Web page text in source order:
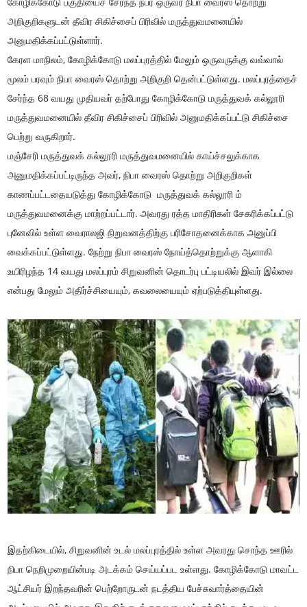
அறிகுறிகளுடன் தீவிர சிகிச்சைப் பிரிவில் மருத்துவமனையில்
அனுமதிக்கப்பட்டுள்ளார்.
கேரள மாநிலம், கோழிக்கோடு மலப்புரத்தில் மேலும் ஒருவருக்கு வவ்வால்
மூலம் பரவும் நிபா வைரஸ் தொற்று அறிகுறி தென்பட்டுள்ளது. மலப்புரத்தைச்
சேர்ந்த 68 வயது முதியவர் தற்போது கோழிக்கோடு மருத்துவக் கல்லூரி
மருத்துவமனையில் தீவிர சிகிச்சைப் பிரிவில் அனுமதிக்கப்பட்டு சிகிச்சை
பெற்று வருகிறார்.
மஞ்சேரி மருத்துவக் கல்லூரி மருத்துவமனையில் காய்ச்சலுக்காக
அனுமதிக்கப்பட்டிருந்த அவர், நிபா வைரஸ் தொற்று அறிகுறிகள்
காணப்பட்டதையடுத்து கோழிக்கோடு மருத்துவக் கல்லூரி ம்
மருத்துவமனைக்கு மாற்றப்பட்டார். அவரது ரத்த மாதிரிகள் சேகரிக்கப்பட்டு
புனேவில் உள்ள வைராலஜி நிறுவனத்திற்கு பரிசோதனைக்காக அனுப்பி
வைக்கப்பட்டுள்ளது. நேற்று நிபா வைரஸ் நோய்த்தொற்றுக்கு ஆளாகி
உயிரிழந்த 14 வயது மலப்புரம் சிறுவனின் தொடர்பு பட்டியலில் இவர் இல்லை
என்பது மேலும் அதிர்ச்சியையும், கவலையையும் ஏற்படுத்தியுள்ளது.
இதற்கிடையில், சிறுவனின் உடல் மலப்புரத்தில் உள்ள அவரது சொந்த ஊரில்
நிபா நெறிமுறையின்படி அடக்கம் செய்யப்பட உள்ளது. கோழிக்கோடு மாவட்ட
ஆட்சியர் இறந்தவரின் பெற்றோருடன் நடத்திய பேச்சுவார்த்தையின்